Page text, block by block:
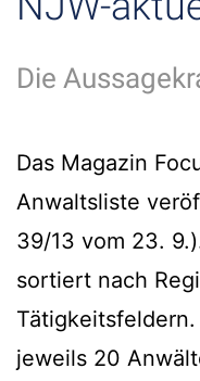
Die
Das Magazin
Anwaltsliste
39/13 vom 23.
sortiert nach
jeweils 20